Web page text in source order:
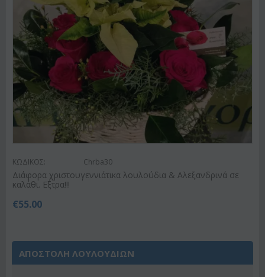
ΚΩΔΙΚΟΣ: Chrba30
Διάφορα χριστουγεννιάτικα λουλούδια & Αλεξανδρινά σε
καλάθι. Εξτρα!!!
€55.00
ΑΠΟΣΤΟΛΗ ΛΟΥΛΟΥΔΙΩΝ